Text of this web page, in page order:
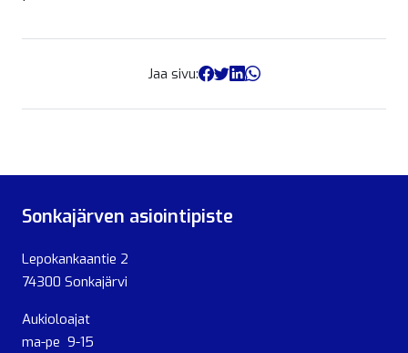
Jaa sivu:
Sonkajärven asiointipiste
Lepokankaantie 2
74300 Sonkajärvi
Aukioloajat
ma-pe 9-15